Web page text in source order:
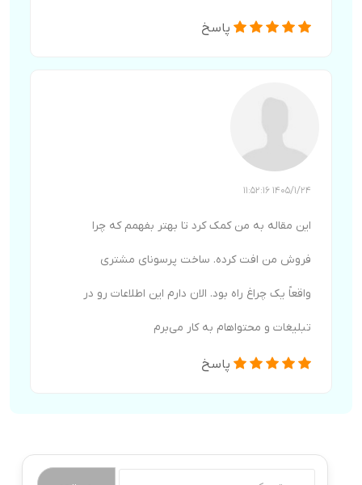
پاسخ
1405/1/24 11:52:16
این مقاله به من کمک کرد تا بهتر بفهمم که چرا
فروش من افت کرده. ساخت پرسونای مشتری
واقعاً یک چراغ راه بود. الان دارم این اطلاعات رو در
تبلیغات و محتواهام به کار می‌برم
پاسخ